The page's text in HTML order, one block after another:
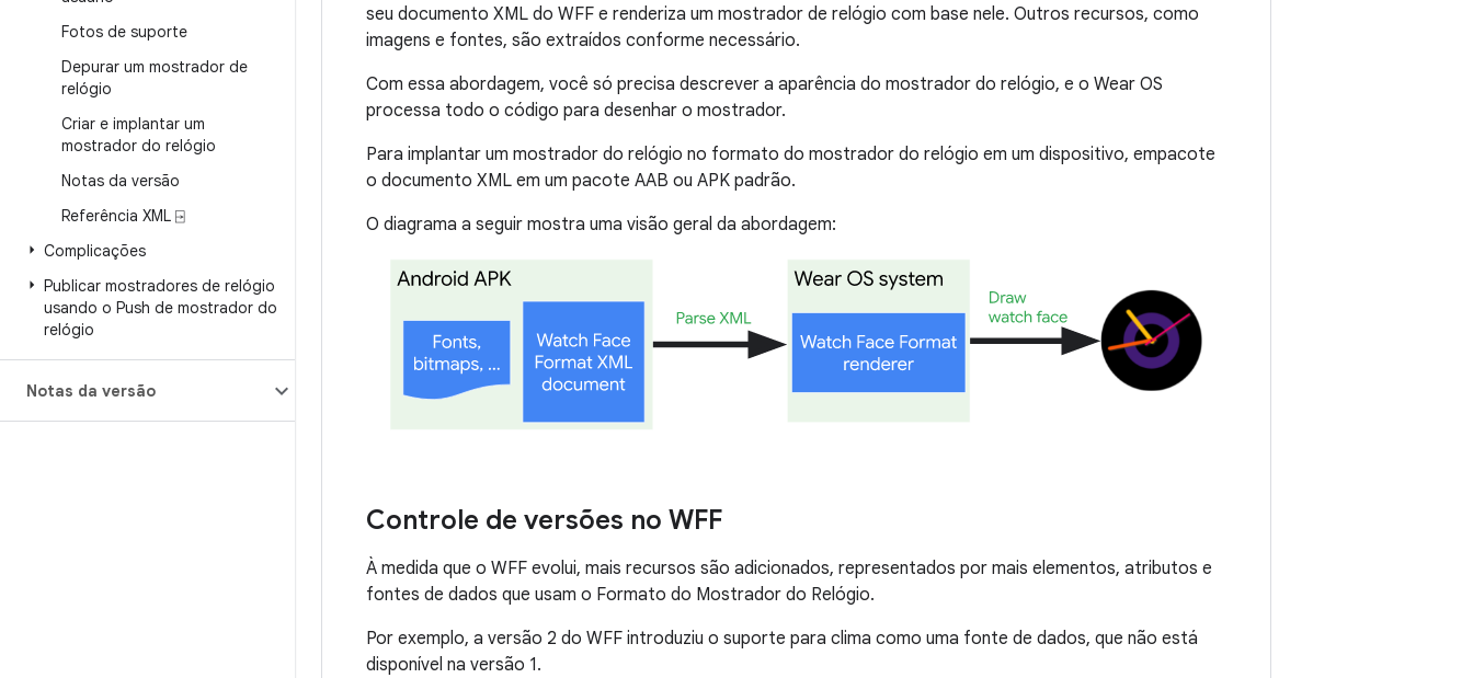
Fotos de suporte
Depurar um mostrador de
relógio
Criar e implantar um
mostrador do relógio
Notas da versão
Referência XML ⍈
Complicações
Publicar mostradores de relógio
usando o Push de mostrador do
relógio
Notas da versão
seu documento XML do WFF e renderiza um mostrador de relógio com base nele. Outros recursos, como
imagens e fontes, são extraídos conforme necessário.
Com essa abordagem, você só precisa descrever a aparência do mostrador do relógio, e o Wear OS
processa todo o código para desenhar o mostrador.
Para implantar um mostrador do relógio no formato do mostrador do relógio em um dispositivo, empacote
o documento XML em um pacote AAB ou APK padrão.
O diagrama a seguir mostra uma visão geral da abordagem:
Controle de versões no WFF
À medida que o WFF evolui, mais recursos são adicionados, representados por mais elementos, atributos e
fontes de dados que usam o Formato do Mostrador do Relógio.
Por exemplo, a versão 2 do WFF introduziu o suporte para clima como uma fonte de dados, que não está
disponível na versão 1.